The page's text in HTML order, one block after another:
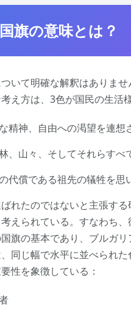
旗の意味とは？
いて明確な解釈はありま
え方は、3色が国民の生活
精神、自由への渇望を連想
、山々、そしてそれらすべ
代償である祖先の犠牲を思
れたのではないと主張す
えられている。すなわち
旗の基本であり、ブルガ
同じ幅で水平に並べられ
性を象徴している：